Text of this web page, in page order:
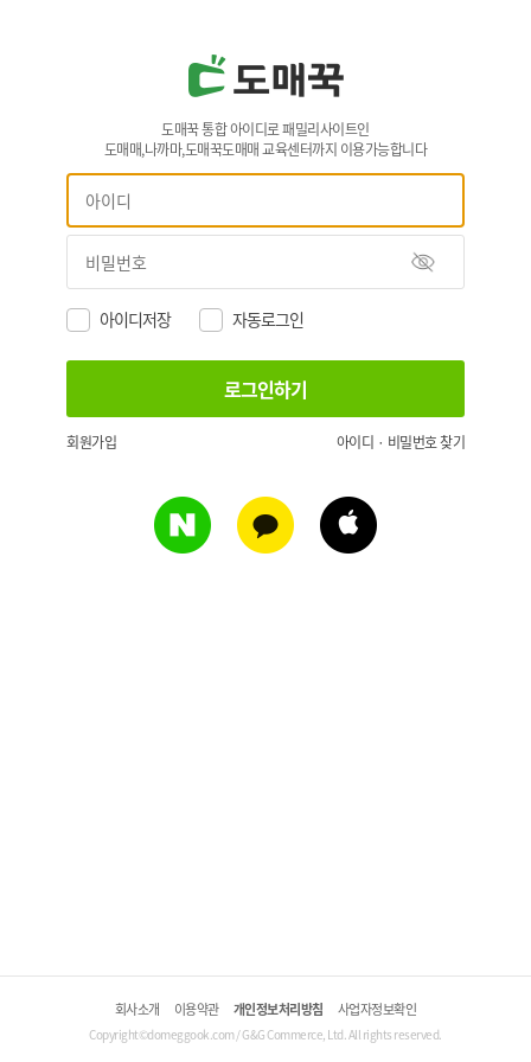
도매꾹 통합 아이디로 패밀리사이트인
도매매,나까마,도매꾹도매매 교육센터까지 이용가능합니다
아이디저장 자동로그인
회원가입 아이디 · 비밀번호 찾기
회사소개 이용약관 개인정보처리방침 사업자정보확인
Copyright©domeggook.com / G&G Commerce, Ltd. All rights reserved.